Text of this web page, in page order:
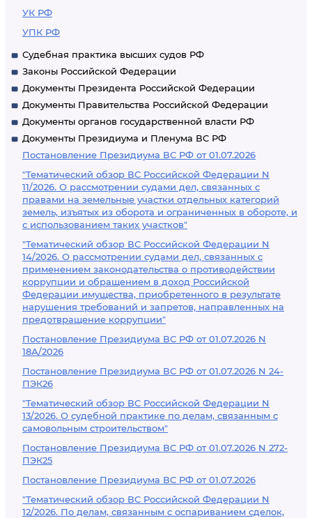
УК РФ
УПК РФ
Судебная практика высших судов РФ
Законы Российской Федерации
Документы Президента Российской Федерации
Документы Правительства Российской Федерации
Документы органов государственной власти РФ
Документы Президиума и Пленума ВС РФ
Постановление Президиума ВС РФ от 01.07.2026
"Тематический обзор ВС Российской Федерации N
11/2026. О рассмотрении судами дел, связанных с
правами на земельные участки отдельных категорий
земель, изъятых из оборота и ограниченных в обороте, и
с использованием таких участков"
"Тематический обзор ВС Российской Федерации N
14/2026. О рассмотрении судами дел, связанных с
применением законодательства о противодействии
коррупции и обращением в доход Российской
Федерации имущества, приобретенного в результате
нарушения требований и запретов, направленных на
предотвращение коррупции"
Постановление Президиума ВС РФ от 01.07.2026 N
18А/2026
Постановление Президиума ВС РФ от 01.07.2026 N 24-
ПЭК26
"Тематический обзор ВС Российской Федерации N
13/2026. О судебной практике по делам, связанным с
самовольным строительством"
Постановление Президиума ВС РФ от 01.07.2026 N 272-
ПЭК25
Постановление Президиума ВС РФ от 01.07.2026
"Тематический обзор ВС Российской Федерации N
12/2026. По делам, связанным с оспариванием сделок,